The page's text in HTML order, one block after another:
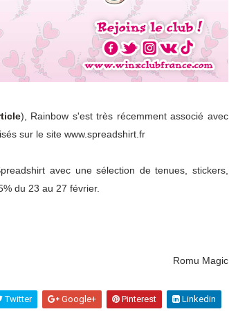
), Rainbow s'est très récemment associé avec
sur le site www.spreadshirt.fr
avec une sélection de tenues, stickers,
du 23 au 27 février.
Romu Magic
Twitter Google+ Pinterest Linkedin